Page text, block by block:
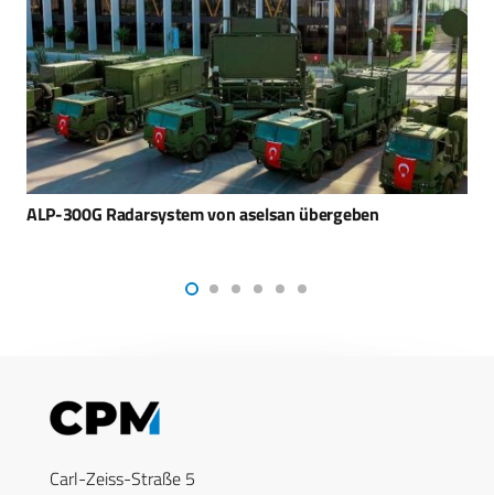
ASELSAN erhält wichtigen Kommunikationsauftrag für die
Carl-Zeiss-Straße 5